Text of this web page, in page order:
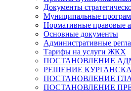
Документы
Муниципальные
Нормативные правовые
Основные документы
Административные
Тарифы на услуги ЖКХ
ПОСТАНОВЛЕНИЕ
РЕШЕНИЕ
ПОСТАНОВЛЕНИЕ
ПОСТАНОВЛЕНИЕ